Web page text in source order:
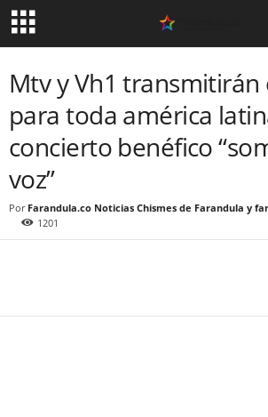
Mtv y Vh1 transmitirán
para toda américa
concierto benéfico
voz”
Por Farandula.co Noticias Chismes de Farandula y
1201